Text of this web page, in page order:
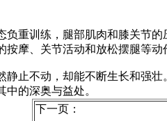
训练，腿部肌肉和膝关节的
按摩、关节活动和放松摆腿等动
不动，却能不断生长和强壮
的深奥与益处。
下一页：